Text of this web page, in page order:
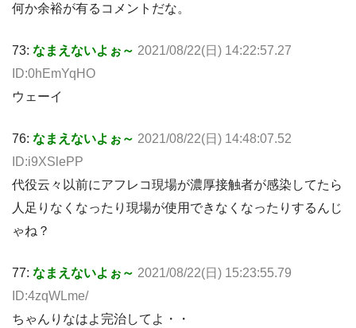
何か余裕が有るコメントだな。
73: なまえないよぉ～ 2021/08/22(日) 14:22:57.27
ID:0hEmYqHO
ウェーイ
76: なまえないよぉ～ 2021/08/22(日) 14:48:07.52
ID:i9XSlePP
代役云々以前にアフレコ現場が濃厚接触者が感染してたら
人足りなくなったり現場が使用できなくなったりするんじ
ゃね？
77: なまえないよぉ～ 2021/08/22(日) 15:23:55.79
ID:4zqWLme/
ちゃんりなはよ完治してよ・・